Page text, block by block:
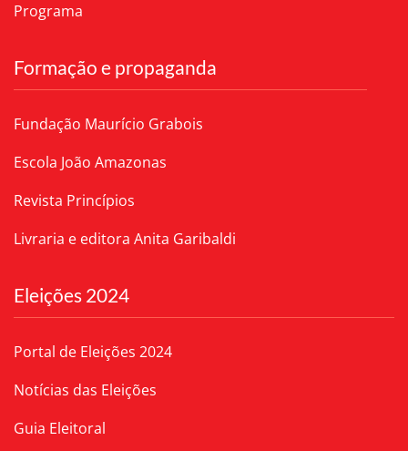
Programa
Formação e propaganda
Fundação Maurício Grabois
Escola João Amazonas
Revista Princípios
Livraria e editora Anita Garibaldi
Eleições 2024
Portal de Eleições 2024
Notícias das Eleições
Guia Eleitoral